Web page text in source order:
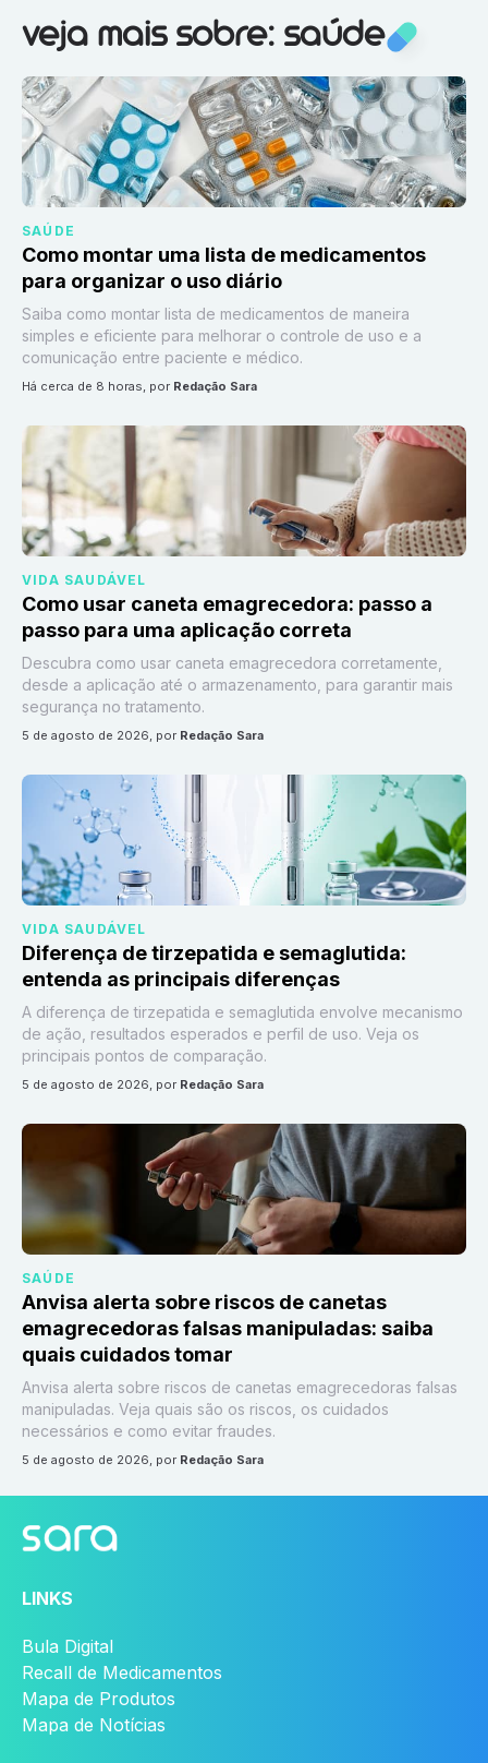
Veja mais sobre:Saúde
veja mais sobre: saúde
SAÚDE
Como montar uma lista de medicamentos
para organizar o uso diário
Saiba como montar lista de medicamentos de maneira
simples e eficiente para melhorar o controle de uso e a
comunicação entre paciente e médico.
há cerca de 8 horas, por Redação Sara
VIDA SAUDÁVEL
Como usar caneta emagrecedora: passo a
passo para uma aplicação correta
Descubra como usar caneta emagrecedora corretamente,
desde a aplicação até o armazenamento, para garantir mais
segurança no tratamento.
5 de agosto de 2026, por Redação Sara
VIDA SAUDÁVEL
Diferença de tirzepatida e semaglutida:
entenda as principais diferenças
A diferença de tirzepatida e semaglutida envolve mecanismo
de ação, resultados esperados e perfil de uso. Veja os
principais pontos de comparação.
5 de agosto de 2026, por Redação Sara
SAÚDE
Anvisa alerta sobre riscos de canetas
emagrecedoras falsas manipuladas: saiba
quais cuidados tomar
Anvisa alerta sobre riscos de canetas emagrecedoras falsas
manipuladas. Veja quais são os riscos, os cuidados
necessários e como evitar fraudes.
5 de agosto de 2026, por Redação Sara
LINKS
Bula Digital
Recall de Medicamentos
Mapa de Produtos
Mapa de Notícias